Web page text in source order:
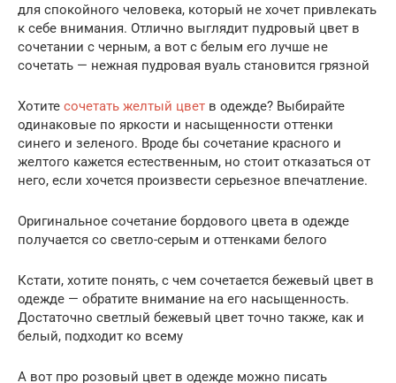
для спокойного человека, который не хочет привлекать
к себе внимания. Отлично выглядит пудровый цвет в
сочетании с черным, а вот с белым его лучше не
сочетать — нежная пудровая вуаль становится грязной
Хотите сочетать желтый цвет в одежде? Выбирайте
одинаковые по яркости и насыщенности оттенки
синего и зеленого. Вроде бы сочетание красного и
желтого кажется естественным, но стоит отказаться от
него, если хочется произвести серьезное впечатление.
Оригинальное сочетание бордового цвета в одежде
получается со светло-серым и оттенками белого
Кстати, хотите понять, с чем сочетается бежевый цвет в
одежде — обратите внимание на его насыщенность.
Достаточно светлый бежевый цвет точно также, как и
белый, подходит ко всему
А вот про розовый цвет в одежде можно писать